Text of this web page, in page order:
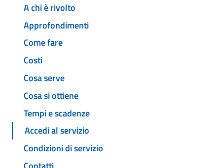
A chi è rivolto
Approfondimenti
Come fare
Costi
Cosa serve
Cosa si ottiene
Tempi e scadenze
Accedi al servizio
Condizioni di servizio